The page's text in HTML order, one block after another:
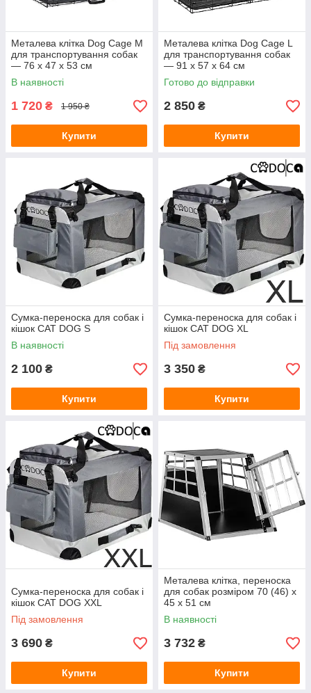
Металева клітка Dog Cage M
для транспортування собак
— 76 x 47 x 53 см
В наявності
1 720 ₴ 1 950 ₴
Купити
Металева клітка Dog Cage L
для транспортування собак
— 91 x 57 x 64 см
Готово до відправки
2 850 ₴
Купити
Сумка-переноска для собак і
кішок CAT DOG S
В наявності
2 100 ₴
Купити
Сумка-переноска для собак і
кішок CAT DOG XL
Під замовлення
3 350 ₴
Купити
Сумка-переноска для собак і
кішок CAT DOG XXL
Під замовлення
3 690 ₴
Купити
Металева клітка, переноска
для собак розміром 70 (46) х
45 х 51 см
В наявності
3 732 ₴
Купити